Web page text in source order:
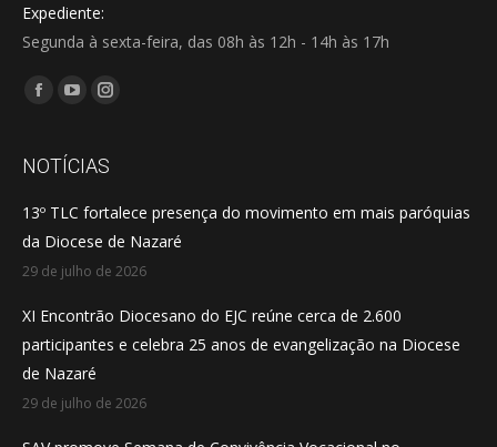
Expediente:
Segunda à sexta-feira, das 08h às 12h - 14h às 17h
Encontre-nos em:
Facebook
opens
new
window
YouTube
opens
new
window
Instagram
opens
new
window
NOTÍCIAS
13º TLC fortalece presença do movimento em mais paróquias
da Diocese de Nazaré
29 de julho de 2026
XI Encontrão Diocesano do EJC reúne cerca de 2.600
participantes e celebra 25 anos de evangelização na Diocese
de Nazaré
29 de julho de 2026